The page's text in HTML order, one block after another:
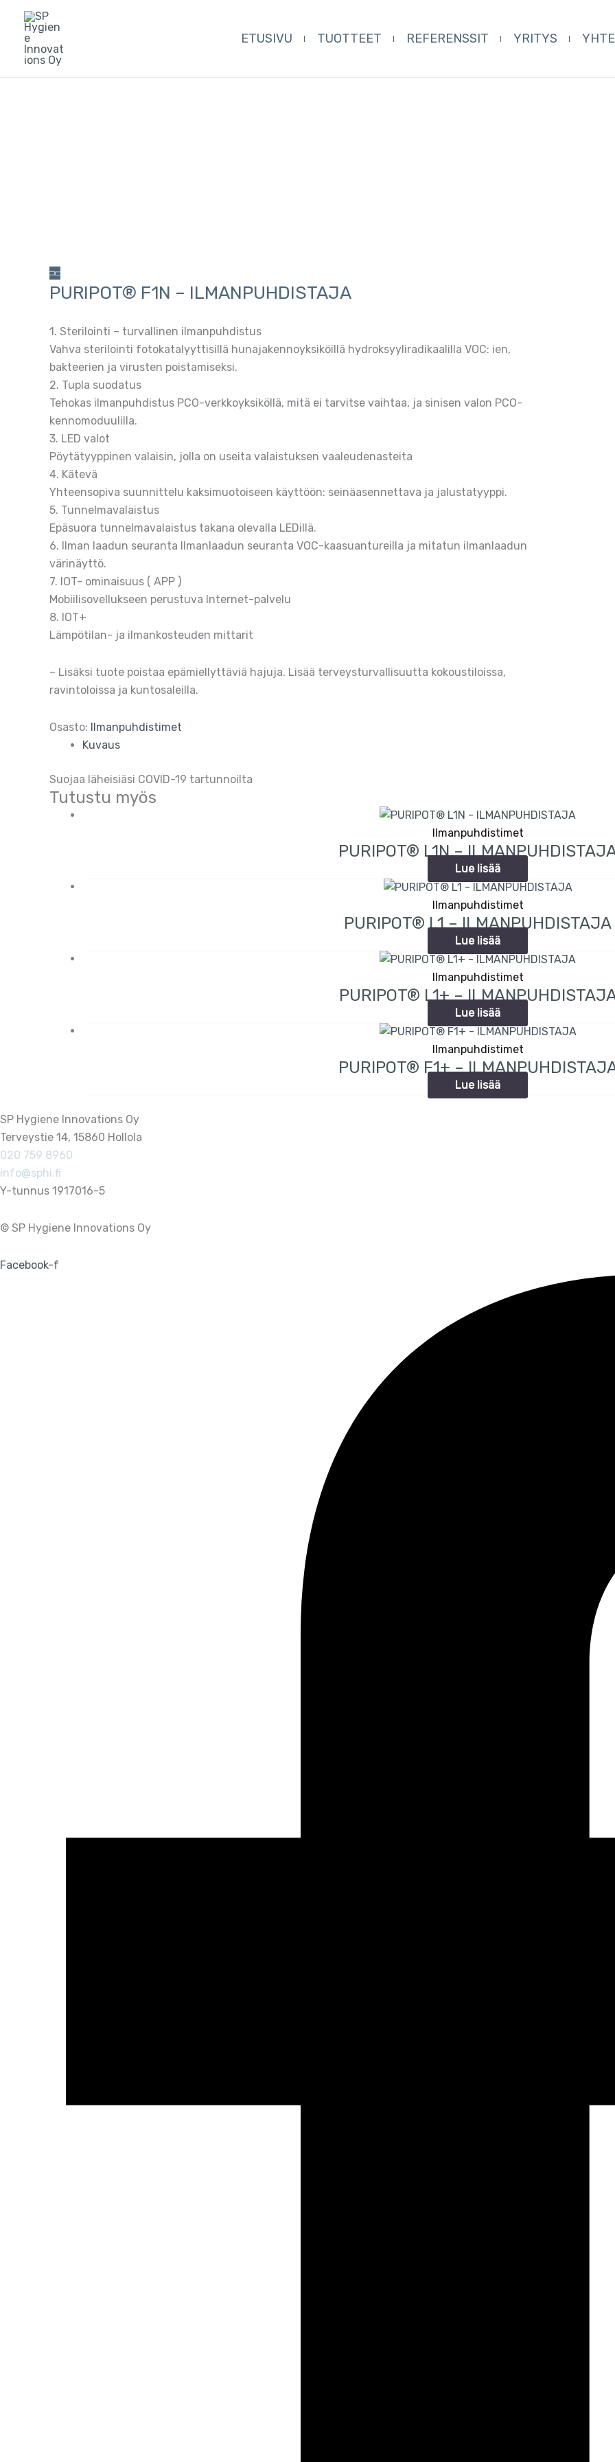
Siirry
sisältöön
ETUSIVU TUOTTEET REFERENSSIT YRITYS
PURIPOT® F1N – ILMANPUHDISTAJA
1. Sterilointi – turvallinen ilmanpuhdistus
Vahva sterilointi fotokatalyyttisillä hunajakennoyksiköillä hydroksyyliradikaalilla VOC: ien,
bakteerien ja virusten poistamiseksi.
2. Tupla suodatus
Tehokas ilmanpuhdistus PCO-verkkoyksiköllä, mitä ei tarvitse vaihtaa, ja sinisen valon PCO-
kennomoduulilla.
3. LED valot
Pöytätyyppinen valaisin, jolla on useita valaistuksen vaaleudenasteita
4. Kätevä
Yhteensopiva suunnittelu kaksimuotoiseen käyttöön: seinäasennettava ja jalustatyyppi.
5. Tunnelmavalaistus
Epäsuora tunnelmavalaistus takana olevalla LEDillä.
6. Ilman laadun seuranta Ilmanlaadun seuranta VOC-kaasuantureilla ja mitatun ilmanlaadun
värinäyttö.
7. IOT- ominaisuus ( APP )
Mobiilisovellukseen perustuva Internet-palvelu
8. IOT+
Lämpötilan- ja ilmankosteuden mittarit
– Lisäksi tuote poistaa epämiellyttäviä hajuja. Lisää terveysturvallisuutta kokoustiloissa,
ravintoloissa ja kuntosaleilla.
Osasto: Ilmanpuhdistimet
Kuvaus
Suojaa läheisiäsi COVID-19 tartunnoilta
Tutustu myös
Ilmanpuhdistimet
PURIPOT® L1N –
Lue lisää
Ilmanpuhdistimet
PURIPOT® L1 – ILMANPUHDISTAJA
Lue lisää
Ilmanpuhdistimet
PURIPOT® L1+ –
Lue lisää
Ilmanpuhdistimet
PURIPOT® F1+ –
Lue lisää
SP Hygiene Innovations Oy
Terveystie 14, 15860 Hollola
020 759 8960
info@sphi.fi
Y-tunnus 1917016-5
© SP Hygiene Innovations Oy
Facebook-f